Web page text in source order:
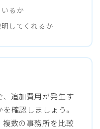
るか
してくれるか
追加費用が発生す
確認しましょう。
数の事務所を比較